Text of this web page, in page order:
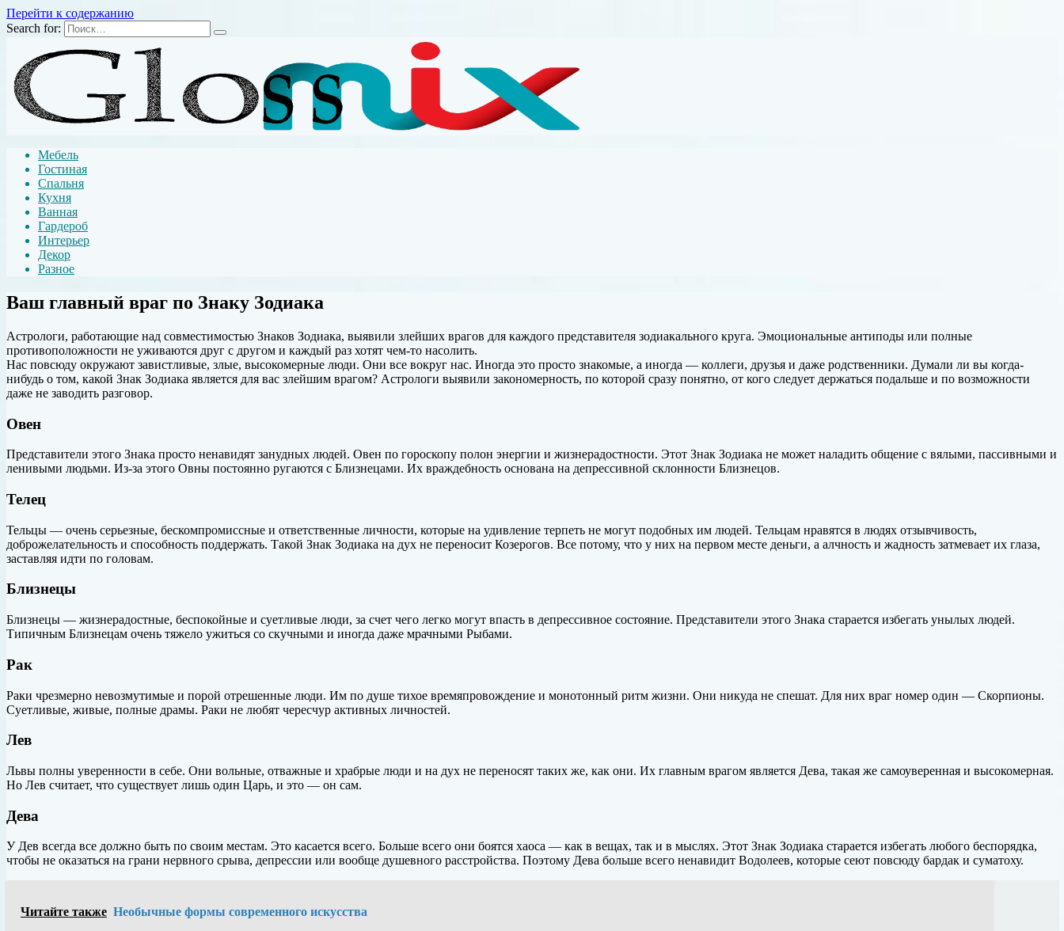
Перейти к содержанию
Search for:
Мебель
Гостиная
Спальня
Кухня
Ванная
Гардероб
Интерьер
Декор
Разное
Ваш главный враг по Знаку Зодиака
Астрологи, работающие над совместимостью Знаков Зодиака, выявили злейших врагов для каждого представителя зодиакального круга. Эмоциональные антиподы или полные
противоположности не уживаются друг с другом и каждый раз хотят чем-то насолить.
Нас повсюду окружают завистливые, злые, высокомерные люди. Они все вокруг нас. Иногда это просто знакомые, а иногда — коллеги, друзья и даже родственники. Думали ли вы когда-
нибудь о том, какой Знак Зодиака является для вас злейшим врагом? Астрологи выявили закономерность, по которой сразу понятно, от кого следует держаться подальше и по возможности
даже не заводить разговор.
Овен
Представители этого Знака просто ненавидят занудных людей. Овен по гороскопу полон энергии и жизнерадостности. Этот Знак Зодиака не может наладить общение с вялыми, пассивными и
ленивыми людьми. Из-за этого Овны постоянно ругаются с Близнецами. Их враждебность основана на депрессивной склонности Близнецов.
Телец
Тельцы — очень серьезные, бескомпромиссные и ответственные личности, которые на удивление терпеть не могут подобных им людей. Тельцам нравятся в людях отзывчивость,
доброжелательность и способность поддержать. Такой Знак Зодиака на дух не переносит Козерогов. Все потому, что у них на первом месте деньги, а алчность и жадность затмевает их глаза,
заставляя идти по головам.
Близнецы
Близнецы — жизнерадостные, беспокойные и суетливые люди, за счет чего легко могут впасть в депрессивное состояние. Представители этого Знака старается избегать унылых людей.
Типичным Близнецам очень тяжело ужиться со скучными и иногда даже мрачными Рыбами.
Рак
Раки чрезмерно невозмутимые и порой отрешенные люди. Им по душе тихое времяпровождение и монотонный ритм жизни. Они никуда не спешат. Для них враг номер один — Скорпионы.
Суетливые, живые, полные драмы. Раки не любят чересчур активных личностей.
Лев
Львы полны уверенности в себе. Они вольные, отважные и храбрые люди и на дух не переносят таких же, как они. Их главным врагом является Дева, такая же самоуверенная и высокомерная.
Но Лев считает, что существует лишь один Царь, и это — он сам.
Дева
У Дев всегда все должно быть по своим местам. Это касается всего. Больше всего они боятся хаоса — как в вещах, так и в мыслях. Этот Знак Зодиака старается избегать любого беспорядка,
чтобы не оказаться на грани нервного срыва, депрессии или вообще душевного расстройства. Поэтому Дева больше всего ненавидит Водолеев, которые сеют повсюду бардак и суматоху.
Читайте также Необычные формы современного искусства